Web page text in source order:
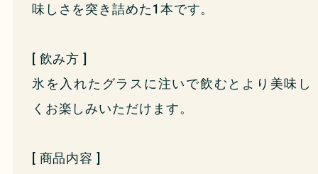
味しさを突き詰めた1本です。
[ 飲み方 ]
氷を入れたグラスに注いで飲むとより美味し
くお楽しみいただけます。
[ 商品内容 ]